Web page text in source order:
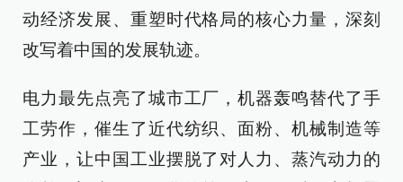
动经济发展、重塑时代格局的核心力量，深刻
改写着中国的发展轨迹。
电力最先点亮了城市工厂，机器轰鸣替代了手
工劳作，催生了近代纺织、面粉、机械制造等
产业，让中国工业摆脱了对人力、蒸汽动力的